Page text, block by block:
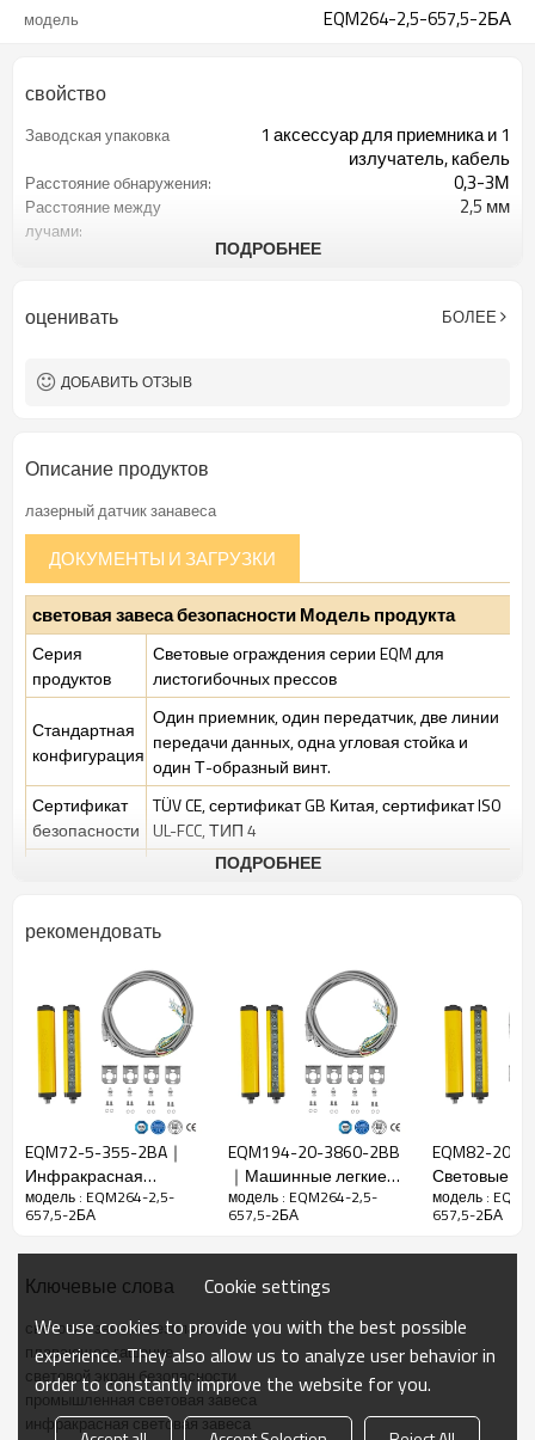
модель EQM264-2,5-657,5-2БА
свойство
Заводская упаковка
1 аксессуар для приемника и 1
излучатель, кабель
Расстояние обнаружения: 0,3-3М
Расстояние между
лучами:
2,5 мм
2 выхода безопасности
2 ПНП
Интерфейсный разъем
Сертификация:
ПОДРОБНЕЕ
оценивать БОЛЕЕ
ДОБАВИТЬ ОТЗЫВ
Описание продуктов
лазерный датчик занавеса
ДОКУМЕНТЫ И ЗАГРУЗКИ
световая завеса безопасности Модель продукта
Серия
продуктов
Световые ограждения серии EQM для
листогибочных прессов
Стандартная
конфигурация
Один приемник, один передатчик, две линии
передачи данных, одна угловая стойка и
один Т-образный винт.
Сертификат
безопасности
TÜV CE, сертификат GB Китая, сертификат ISO
UL-FCC, ТИП 4
Стандартная промышленная среда
Функции
Зазор между
балками
2,5 мм
Точность
определения
3,75 мм
Количество
264
Рабочий
диапазон
657,5 мм
товара
приемника.
Расстояние
обнаружения
30-6000 мм
Время
отклика
≤15 мс
ПОДРОБНЕЕ
рекомендовать
EQM72-5-355-2BA｜
Инфракрасная
световая завеса｜
DADISICK
модель : EQM264-2,5-
657,5-2БА
EQM194-20-3860-2BB
｜Машинные легкие
охранники｜DADISICK
модель : EQM264-2,5-
657,5-2БА
EQM82-20-
Световые
DADISICK
модель :
657,5-2БА
Ключевые слова
световая завеса безопасности
плавающее гашение
световой экран безопасности
промышленная световая завеса
инфракрасная световая завеса
Cookie settings
We use cookies to provide you with the best possible
experience. They also allow us to analyze user behavior in
order to constantly improve the website for you.